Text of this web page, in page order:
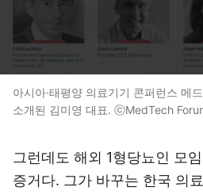
아시아·태평양 의료기기 콘퍼런스 메
소개된 김미영 대표. ⓒMedTech
그런데도 해외 1형당뇨인 모
증거다. 그가 바꾸는 한국 의